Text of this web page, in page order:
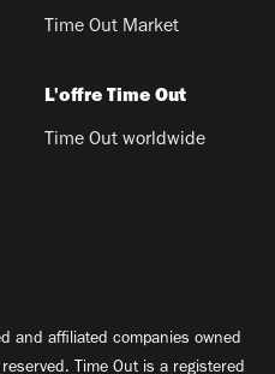
Time Out Market
L'offre Time Out
Time Out worldwide
and affiliated companies owned
Time Out is a registered